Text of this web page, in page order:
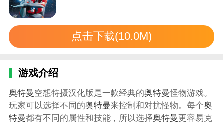
点击下载(10.0M)
游戏介绍
奥特曼空想特摄汉化版是一款经典的奥特曼怪物游戏。
玩家可以选择不同的奥特曼来控制和对抗怪物。每个奥
特曼都有不同的属性和技能，所以选择奥特曼 更容易克